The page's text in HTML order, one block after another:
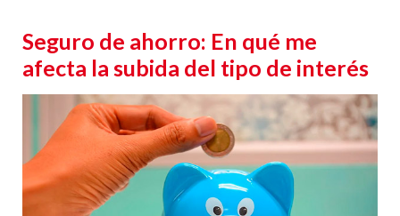
Seguro de ahorro: En qué me
afecta la subida del tipo de interés